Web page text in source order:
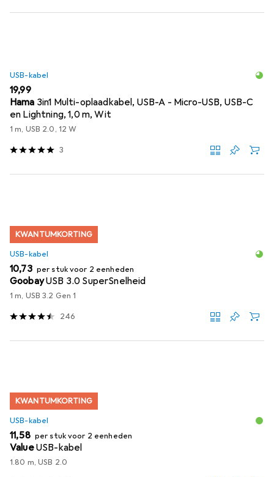
USB-kabel
EUR
19,99
Hama 3in1 Multi-oplaadkabel, USB-A - Micro-USB, USB-C
en Lightning, 1,0 m, Wit
1 m, USB 2.0, 12 W
3
KWANTUMKORTING
USB-kabel
EUR
10,73 per stuk voor 2 eenheden
GoobayUSB 3.0 SuperSnelheid
1 m, USB 3.2 Gen 1
246
KWANTUMKORTING
USB-kabel
EUR
11,58 per stuk voor 2 eenheden
ValueUSB-kabel
1.80 m, USB 2.0